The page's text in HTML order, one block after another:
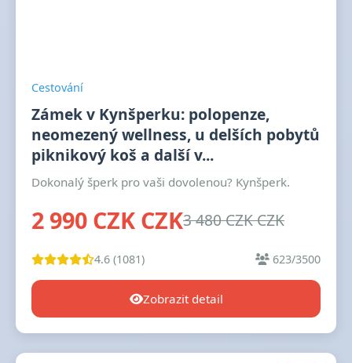
Cestování
Zámek v Kynšperku: polopenze,
neomezený wellness, u delších pobytů
piknikový koš a další v...
Dokonalý šperk pro vaši dovolenou? Kynšperk.
2 990 CZK CZK3 480 CZK CZK
4.6 (1081) 623/3500
Zobrazit detail